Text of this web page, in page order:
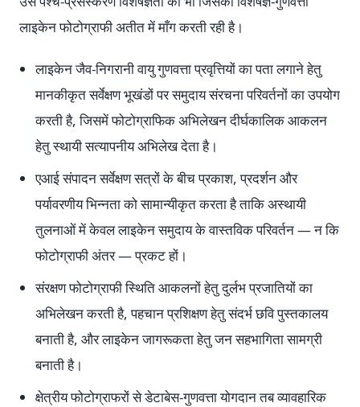
लाइकेन फोटोग्राफी अतीत में माँग करती रही है।
लाइकेन जैव-निगरानी वायु गुणवत्ता प्रवृत्तियों का पता लगाने हेतु
मानकीकृत सर्वेक्षण भूखंडों पर समुदाय संरचना परिवर्तनों का उपयोग
करती है, जिसमें फोटोग्राफिक अभिलेखन दीर्घकालिक आकलन
हेतु स्थायी सत्यापनीय अभिलेख देता है।
एआई संपादन सर्वेक्षण सत्रों के बीच प्रकाश, प्रदर्शन और
पर्यावरणीय भिन्नता को सामान्यीकृत करता है ताकि अस्थायी
तुलनाओं में केवल लाइकेन समुदाय के वास्तविक परिवर्तन — न कि
फोटोग्राफी अंतर — प्रकट हों।
संरक्षण फोटोग्राफी स्थिति आकलनों हेतु दुर्लभ प्रजातियों का
अभिलेखन करती है, पहचान प्रशिक्षण हेतु संदर्भ छवि पुस्तकालय
बनाती है, और लाइकेन जागरूकता हेतु जन सहभागिता सामग्री
बनाती है।
क्षेत्रीय फोटोग्राफरों से डेटाबेस-गुणवत्ता योगदान तब व्यावहारिक